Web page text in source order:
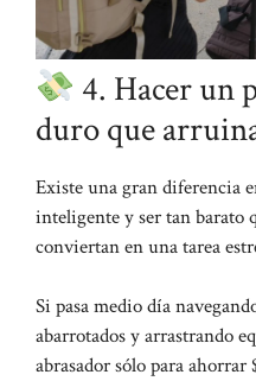
4. Hacer un
duro que
Existe una gran diferencia
inteligente y ser tan barato
conviertan en una tarea
Si pasa medio día
abarrotados y arrastrando
abrasador sólo para